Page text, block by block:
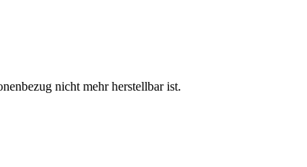
nicht mehr herstellbar ist.